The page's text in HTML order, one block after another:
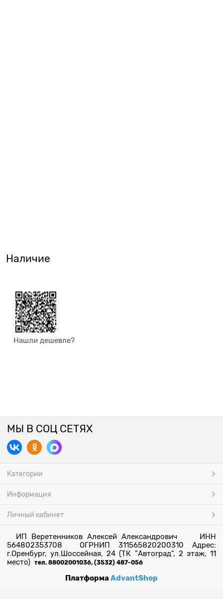
Наличие
Нашли дешевле?
МЫ В СОЦ СЕТЯХ
Категории
Информация
Личный кабинет
ИП Веретенников Алексей Александрович ИНН
564802353708 ОГРНИП 311565820200310 Адрес:
г.Оренбург, ул.Шоссейная, 24 (ТК "Автоград", 2 этаж, 11
место) тел. 88002001036, (3532) 487-056
ПлатформаAdvantShop